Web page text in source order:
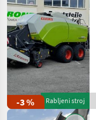
-3 % Rabljeni stroj